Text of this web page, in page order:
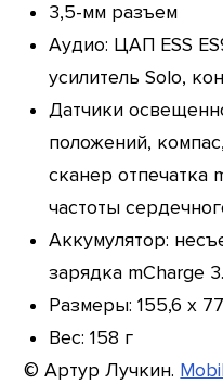
3,5-мм разъем
Аудио: ЦАП ESS
усилитель Solo,
Датчики
положений,
сканер отпечатка
частоты
Аккумулятор:
зарядка mCharge
Размеры: 155,6 x
Вес: 158 г
© Артур Лучкин.